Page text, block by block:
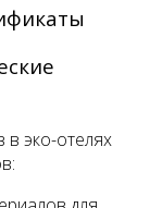
в эко-отелях